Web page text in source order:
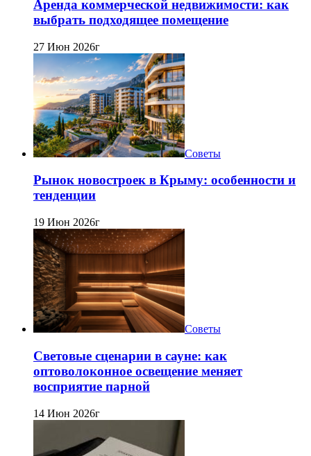
Аренда коммерческой недвижимости: как
выбрать подходящее помещение
27 Июн 2026г
Советы
Рынок новостроек в Крыму: особенности и
тенденции
19 Июн 2026г
Советы
Световые сценарии в сауне: как
оптоволоконное освещение меняет
восприятие парной
14 Июн 2026г